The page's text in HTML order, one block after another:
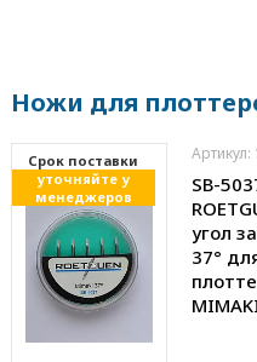
Ножи для
Cрок поставки
уточняйте у
менеджеров
Артикул:
SB-
угол
37°